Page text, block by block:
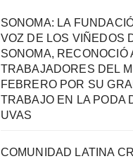
SONOMA: LA
VOZ DE LOS VIÑEDOS
SONOMA, RECONOCIÓ
TRABAJADORES DEL
FEBRERO POR SU
TRABAJO EN LA PODA
UVAS
COMUNIDAD LATINA